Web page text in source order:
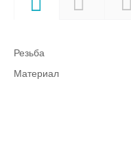
Резьба
Материал